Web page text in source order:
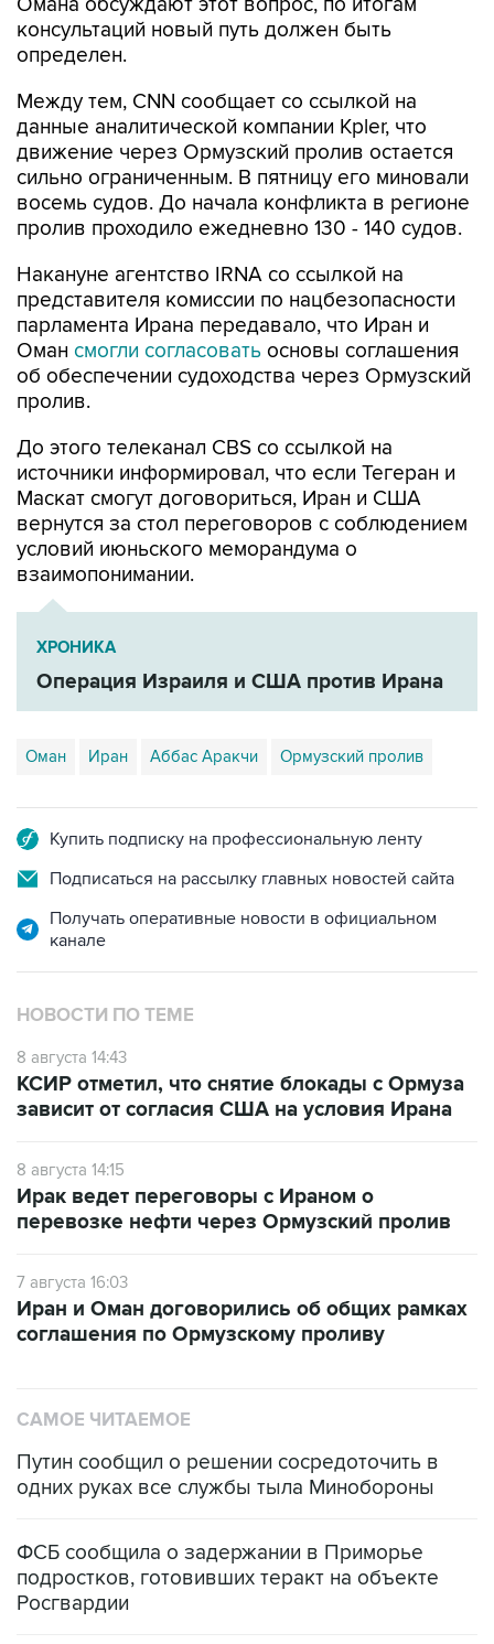
Омана обсуждают этот вопрос, по итогам
консультаций новый путь должен быть
определен.
Между тем, CNN сообщает со ссылкой на
данные аналитической компании Kpler, что
движение через Ормузский пролив остается
сильно ограниченным. В пятницу его миновали
восемь судов. До начала конфликта в регионе
пролив проходило ежедневно 130 - 140 судов.
Накануне агентство IRNA со ссылкой на
представителя комиссии по нацбезопасности
парламента Ирана передавало, что Иран и
Оман смогли согласовать основы соглашения
об обеспечении судоходства через Ормузский
пролив.
До этого телеканал CBS со ссылкой на
источники информировал, что если Тегеран и
Маскат смогут договориться, Иран и США
вернутся за стол переговоров с соблюдением
условий июньского меморандума о
взаимопонимании.
ХРОНИКА
Операция Израиля и США против Ирана
Оман Иран Аббас Аракчи Ормузский пролив
Купить подписку на профессиональную ленту
Подписаться на рассылку главных новостей сайта
Получать оперативные новости в официальном
канале
НОВОСТИ ПО ТЕМЕ
8 августа 14:43
КСИР отметил, что снятие блокады с Ормуза
зависит от согласия США на условия Ирана
8 августа 14:15
Ирак ведет переговоры с Ираном о
перевозке нефти через Ормузский пролив
7 августа 16:03
Иран и Оман договорились об общих рамках
соглашения по Ормузскому проливу
САМОЕ ЧИТАЕМОЕ
Путин сообщил о решении сосредоточить в
одних руках все службы тыла Минобороны
ФСБ сообщила о задержании в Приморье
подростков, готовивших теракт на объекте
Росгвардии